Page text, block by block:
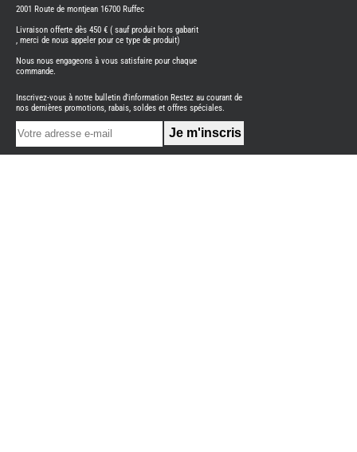
CAMPING-
OCCASION
CARADO
NEUFS
FOURGON
BENIMAR
FOURGON
2001 Route de montjean 16700 Ruffec
Livraison offerte dès 450 € ( sauf produit hors gabarit
, merci de nous appeler pour ce type de produit)
Nous nous engageons à vous satisfaire pour chaque
commande.
Inscrivez-vous à notre bulletin d'information Restez au courant de
nos dernières promotions, rabais, soldes et offres spéciales.